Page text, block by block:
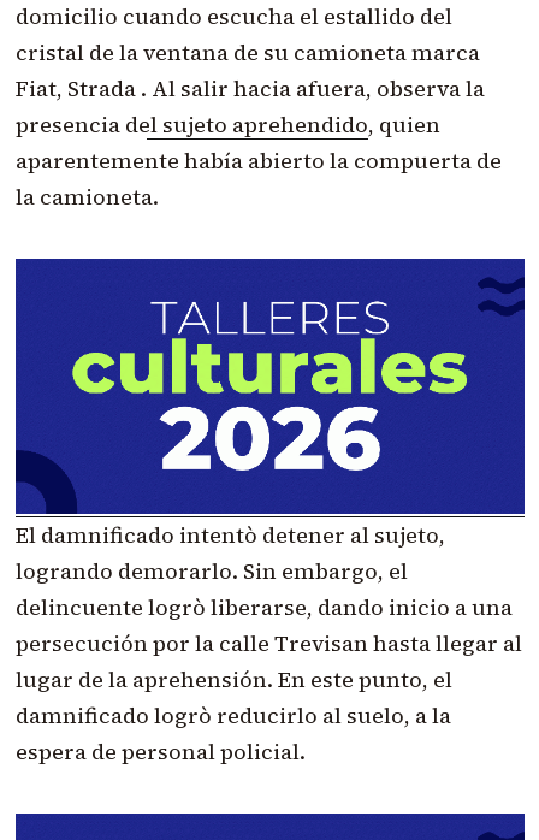
domicilio cuando escucha el estallido del
cristal de la ventana de su camioneta marca
Fiat, Strada . Al salir hacia afuera, observa la
presencia del sujeto aprehendido, quien
aparentemente había abierto la compuerta de
la camioneta.
El damnificado intentò detener al sujeto,
logrando demorarlo. Sin embargo, el
delincuente logrò liberarse, dando inicio a una
persecución por la calle Trevisan hasta llegar al
lugar de la aprehensión. En este punto, el
damnificado logrò reducirlo al suelo, a la
espera de personal policial.